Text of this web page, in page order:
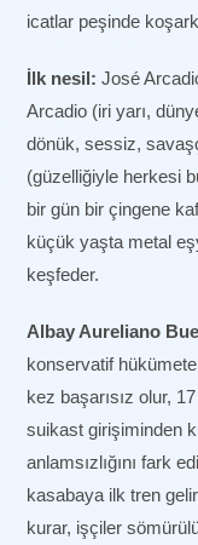
icatlar peşinde
İlk nesil: José
Arcadio (iri yarı,
dönük, sessiz,
(güzelliğiyle herkesi
bir gün bir çingene
küçük yaşta metal
keşfeder.
Albay Aureliano
konservatif hükümete
kez başarısız olur,
suikast girişiminden
anlamsızlığını fark
kasabaya ilk tren
kurar, işçiler